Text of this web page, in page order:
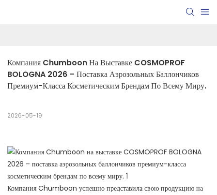
Компания Chumboon На Выставке COSMOPROF
BOLOGNA 2026 – Поставка Аэрозольных Баллончиков
Премиум-Класса Косметическим Брендам По Всему Миру.
2026-05-19
Компания Chumboon успешно представила свою продукцию на